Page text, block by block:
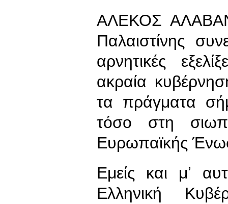
ΑΛΕΚΟΣ
Παλαιστίνης
αρνητικές
ακραία
τα πράγματα
τόσο στη
Ευρωπαϊκής
Εμείς και μʼ
Ελληνική